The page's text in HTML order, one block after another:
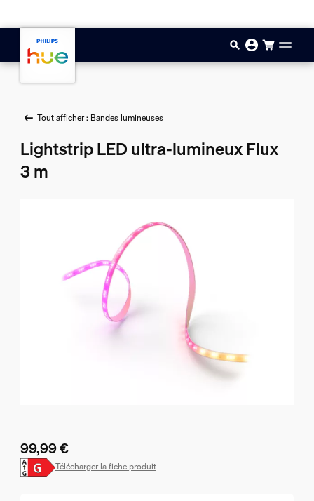
Tout afficher : Bandes lumineuses
Lightstrip LED ultra-lumineux Flux
3 m
Le prix actuel est 99,99 €
99,99 €
Télécharger la fiche produit